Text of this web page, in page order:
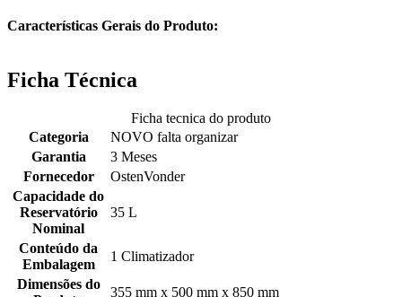
Características Gerais do Produto:
Ficha Técnica
Ficha tecnica do produto
Categoria
NOVO falta organizar
Garantia
3 Meses
Fornecedor
OstenVonder
Capacidade do
Reservatório
Nominal
35 L
Conteúdo da
Embalagem
1 Climatizador
Dimensões do
355 mm x 500 mm x 850 mm